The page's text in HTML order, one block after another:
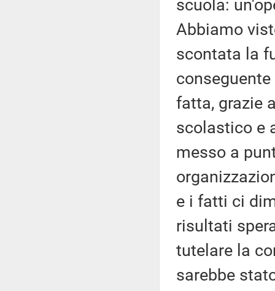
scuola:
Abbiamo
scontata la
fatta, grazie
scolastico e
messo a
e i fatti ci
risultati
tutelare la
sarebbe